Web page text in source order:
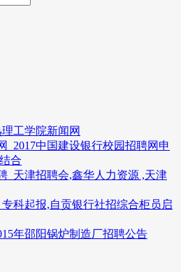
工学院新闻网
_2017中国建设银行校园招聘网申
合
_天津招聘会,鑫华人力资源 ,天津
科起报,自贡银行社招综合柜员启
年邵阳锅炉制造厂招聘公告